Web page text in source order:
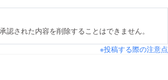
された内容を削除することはできません。
※投稿する際の注意点